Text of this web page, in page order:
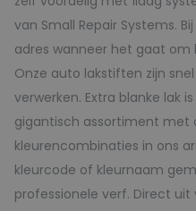
van Small Repair Systems.
adres wanneer het gaat
Onze auto lakstiften zijn
verwerken. Extra blanke lak
gigantisch assortiment met
kleurencombinaties in ons
kleurcode of kleurnaam
professionele verf. Direct